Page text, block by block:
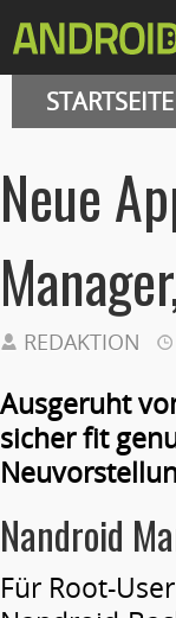
STARTSEITE
Neue
REDAKTION
Ausgeruht
sicher fit
Nandroid
Für Root-